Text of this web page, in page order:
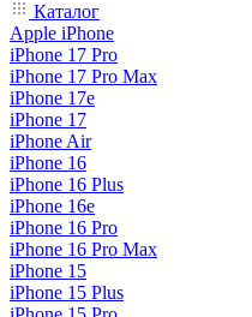
Каталог
Apple iPhone
iPhone 17 Pro
iPhone 17 Pro Max
iPhone 17e
iPhone 17
iPhone Air
iPhone 16
iPhone 16 Plus
iPhone 16e
iPhone 16 Pro
iPhone 16 Pro Max
iPhone 15
iPhone 15 Plus